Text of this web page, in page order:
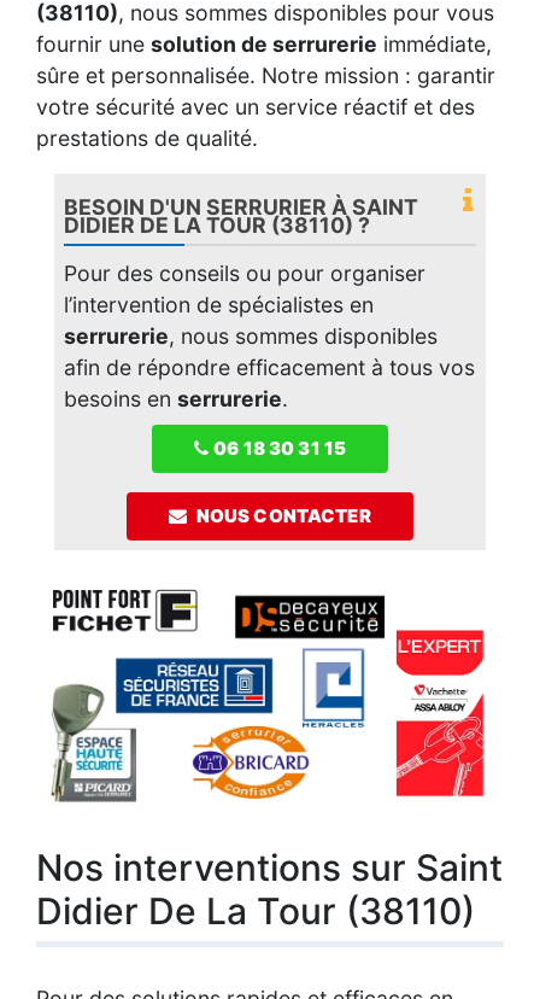
(38110), nous sommes disponibles pour vous
fournir une solution de serrurerie immédiate,
sûre et personnalisée. Notre mission : garantir
votre sécurité avec un service réactif et des
prestations de qualité.
BESOIN D'UN SERRURIER À SAINT
DIDIER DE LA TOUR (38110) ?
Pour des conseils ou pour organiser
l’intervention de spécialistes en
serrurerie, nous sommes disponibles
afin de répondre efficacement à tous vos
besoins en serrurerie.
06 18 30 31 15
NOUS CONTACTER
Nos interventions sur Saint
Didier De La Tour (38110)